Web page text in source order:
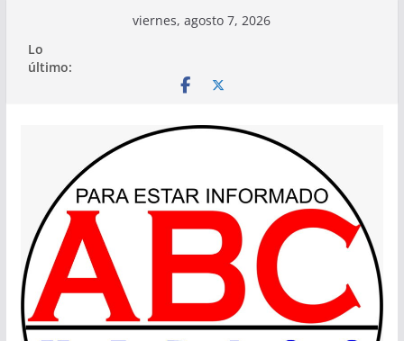
contenido
viernes, agosto 7, 2026
Lo
último: